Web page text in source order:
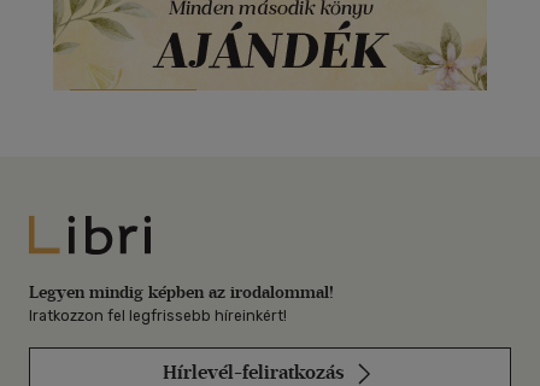
Libri
Legyen mindig képben az irodalommal!
Iratkozzon fel legfrissebb híreinkért!
Hírlevél-feliratkozás